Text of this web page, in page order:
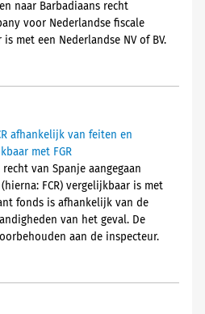
naar Barbadiaans recht
voor Nederlandse fiscale
met een Nederlandse NV of BV.
afhankelijk van feiten en
met FGR
van Spanje aangegaan
FCR) vergelijkbaar is met
fonds is afhankelijk van de
van het geval. De
aan de inspecteur.